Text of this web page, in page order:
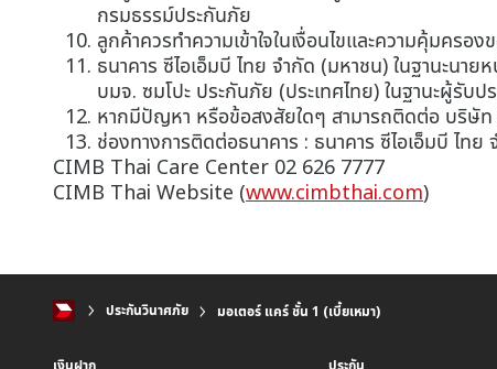
กรมธรรม์ประกันภัย
ลูกค้าควรทำความเข้าใจในเงื่อนไขและความคุ้มค
ธนาคาร ซีไอเอ็มบี ไทย จำกัด (มหาชน) ในฐานะนา
บมจ. ซมโปะ ประกันภัย (ประเทศไทย) ในฐานะผู้รับ
หากมีปัญหา หรือข้อสงสัยใดๆ สามารถติดต่อ บริษั
ช่องทางการติดต่อธนาคาร : ธนาคาร ซีไอเอ็มบี ไทย
CIMB Thai Care Center 02 626 7777
CIMB Thai Website (www.cimbthai.com)
ประกันวินาศภัย มอเตอร์ แคร์ ชั้น 1 (เบี้ยเหมา)